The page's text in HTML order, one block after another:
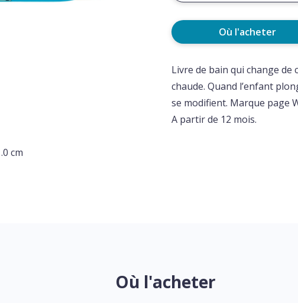
Où l'acheter
Livre de bain qui change de
chaude. Quand l’enfant
se modifient. Marque page
A partir de 12 mois.
cm
Où l'acheter